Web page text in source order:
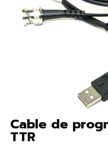
Cable de
TTR